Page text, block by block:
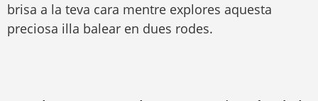
brisa a la teva cara mentre explores aquesta
preciosa illa balear en dues rodes.